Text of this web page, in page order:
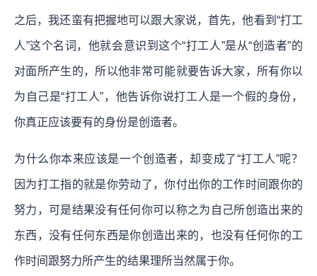
之后，我还蛮有把握地可以跟大家说，首先，他看到“打工
人”这个名词，他就会意识到这个“打工人”是从“创造者”的
对面所产生的，所以他非常可能就要告诉大家，所有你以
为自己是“打工人”，他告诉你说打工人是一个假的身份，
你真正应该要有的身份是创造者。
为什么你本来应该是一个创造者，却变成了“打工人”呢？
因为打工指的就是你劳动了，你付出你的工作时间跟你的
努力，可是结果没有任何你可以称之为自己所创造出来的
东西，没有任何东西是你创造出来的，也没有任何你的工
作时间跟努力所产生的结果理所当然属于你。